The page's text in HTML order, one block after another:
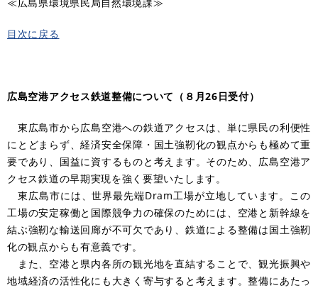
目次に戻る
広島空港アクセス鉄道整備について（８月26日受付）
東広島市から広島空港への鉄道アクセスは、単に県民の利便性
にとどまらず、経済安全保障・国土強靭化の観点からも極めて重
要であり、国益に資するものと考えます。そのため、広島空港ア
クセス鉄道の早期実現を強く要望いたします。
東広島市には、世界最先端Dram工場が立地しています。この
工場の安定稼働と国際競争力の確保のためには、空港と新幹線を
結ぶ強靭な輸送回廊が不可欠であり、鉄道による整備は国土強靭
化の観点からも有意義です。
また、空港と県内各所の観光地を直結することで、観光振興や
地域経済の活性化にも大きく寄与すると考えます。整備にあたっ